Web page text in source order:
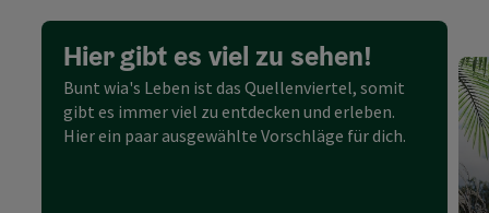
Hier gibt es viel zu sehen!
Bunt wia's Leben ist das Quellenviertel, somit
gibt es immer viel zu entdecken und erleben.
Hier ein paar ausgewählte Vorschläge für dich.